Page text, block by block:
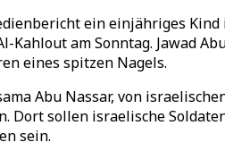
ein einjähriges
Kahlout am Sonntag. Jawad
eines spitzen Nagels.
Abu Nassar, von
sollen israelische
sein.